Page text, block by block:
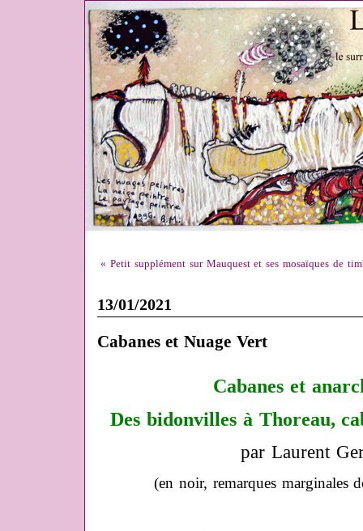
« Petit supplément sur Mauquest et ses mosaïques de
13/01/2021
Cabanes et Nuage Vert
Cabanes et
Des bidonvilles à Thoreau,
par Laurent
(en noir, remarques marginales